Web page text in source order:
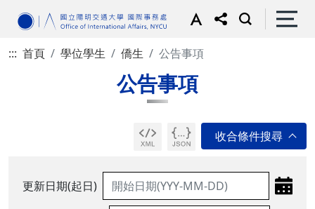
::: 首頁 學位學生 僑生 公告事項
公告事項
更新日期(起日)